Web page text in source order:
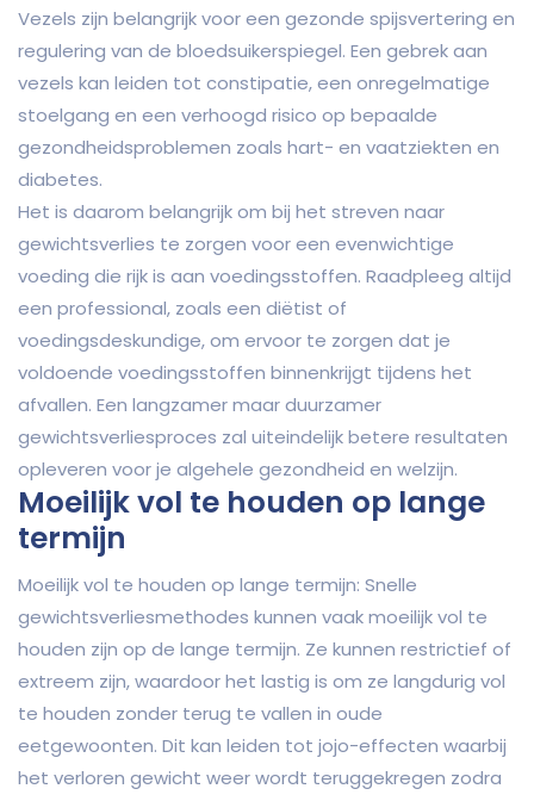
Vezels zijn belangrijk voor een gezonde spijsvertering en
regulering van de bloedsuikerspiegel. Een gebrek aan
vezels kan leiden tot constipatie, een onregelmatige
stoelgang en een verhoogd risico op bepaalde
gezondheidsproblemen zoals hart- en vaatziekten en
diabetes.
Het is daarom belangrijk om bij het streven naar
gewichtsverlies te zorgen voor een evenwichtige
voeding die rijk is aan voedingsstoffen. Raadpleeg altijd
een professional, zoals een diëtist of
voedingsdeskundige, om ervoor te zorgen dat je
voldoende voedingsstoffen binnenkrijgt tijdens het
afvallen. Een langzamer maar duurzamer
gewichtsverliesproces zal uiteindelijk betere resultaten
opleveren voor je algehele gezondheid en welzijn.
Moeilijk vol te houden op lange
termijn
Moeilijk vol te houden op lange termijn: Snelle
gewichtsverliesmethodes kunnen vaak moeilijk vol te
houden zijn op de lange termijn. Ze kunnen restrictief of
extreem zijn, waardoor het lastig is om ze langdurig vol
te houden zonder terug te vallen in oude
eetgewoonten. Dit kan leiden tot jojo-effecten waarbij
het verloren gewicht weer wordt teruggekregen zodra